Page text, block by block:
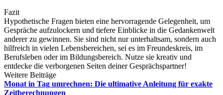
Fazit
Hypothetische Fragen bieten eine hervorragende Gelegenheit, um
Gespräche aufzulockern und tiefere Einblicke in die Gedankenwelt
anderer zu gewinnen. Sie sind nicht nur unterhaltsam, sondern auch
hilfreich in vielen Lebensbereichen, sei es im Freundeskreis, im
Berufsleben oder im Bildungsbereich. Nutze sie kreativ und
entdecke die verborgenen Seiten deiner Gesprächspartner!
Weitere Beiträge
Monat in Tag umrechnen: Die ultimative Anleitung für exakte
Zeitberechnungen